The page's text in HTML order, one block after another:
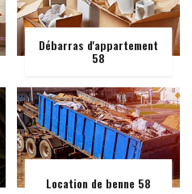
Débarras d'appartement
58
Location de benne 58